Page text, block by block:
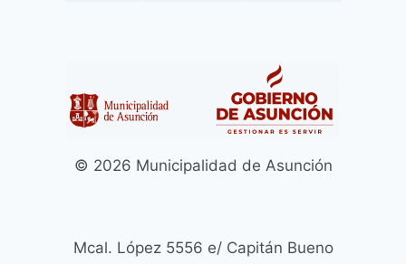
© 2026 Municipalidad de Asunción
Mcal. López 5556 e/ Capitán Bueno